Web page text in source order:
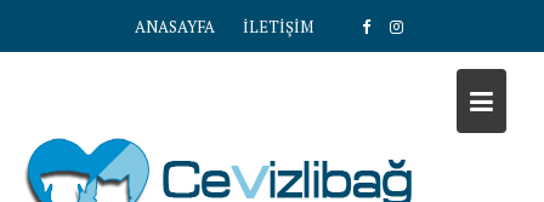
ANASAYFA İLETİŞİM